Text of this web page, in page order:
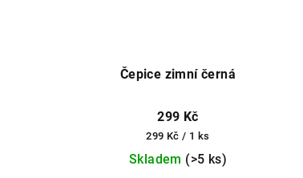
Čepice zimní černá
299 Kč
Měrná
cena:
299 Kč / 1 ks
Skladem (>5 ks)